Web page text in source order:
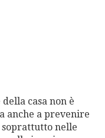
casa non è
anche a prevenire
nelle